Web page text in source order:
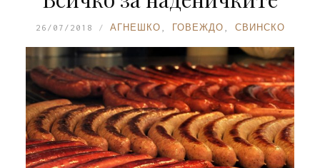
26/07/2018 АГНЕШКО ГОВЕЖДО СВИНСКО